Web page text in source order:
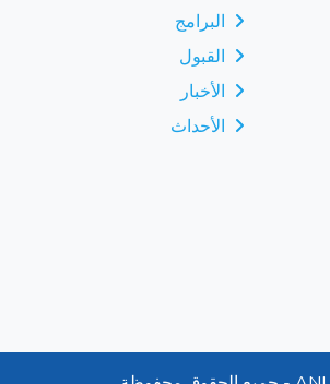
البرامج
القبول
الأخبار
الأحداث